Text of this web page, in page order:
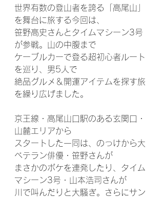
世界有数の登山者を誇る「高尾山」
を舞台に旅する今回は、
笹野高史さんとタイムマシーン3号
が参戦。山の中腹まで
ケーブルカーで登る超初心者ルート
を巡り、男5人で
絶品グルメ＆開運アイテムを探す旅
を繰り広げました。
京王線・高尾山口駅のある玄関口・
山麓エリアから
スタートした一同は、のっけから大
ベテラン俳優・笹野さんが
まさかのボケを連発したり、タイム
マシーン3号・山本浩司さんが
川で叫んだりと大騒ぎ。さらにサン